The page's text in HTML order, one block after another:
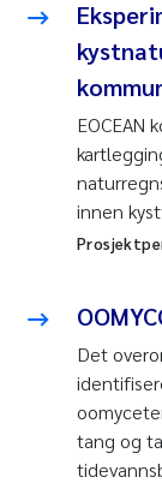
EOCEAN
innen
Det
tang og